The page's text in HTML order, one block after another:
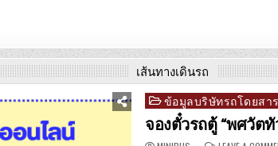
เส้นทางเดินรถ
Posted
in
ข้อมูลบริษัทรถโดยสาร
จองตั๋วรถตู้ “พศวัต